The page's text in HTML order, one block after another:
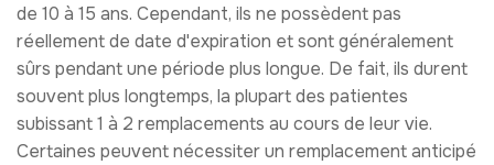
de 10 à 15 ans. Cependant, ils ne possèdent pas
réellement de date d'expiration et sont généralement
sûrs pendant une période plus longue. De fait, ils durent
souvent plus longtemps, la plupart des patientes
subissant 1 à 2 remplacements au cours de leur vie.
Certaines peuvent nécessiter un remplacement anticipé